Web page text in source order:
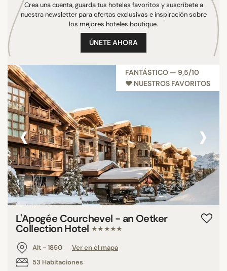
Crea una cuenta, guarda tus hoteles favoritos y suscríbete a
nuestra newsletter para ofertas exclusivas e inspiración sobre
los mejores hoteles boutique.
ÚNETE AHORA
FANTÁSTICO — 9,5/10
♥︎ NUESTROS FAVORITOS
‹ ›
L'Apogée Courchevel - an Oetker
Collection Hotel ★★★★★
Alt - 1850
Ver en el mapa
53 Habitaciones